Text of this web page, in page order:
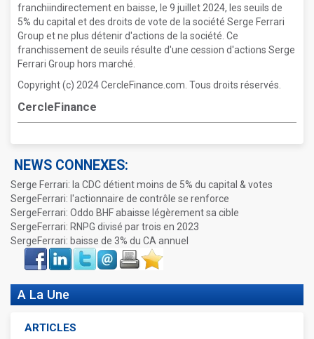
franchiindirectement en baisse, le 9 juillet 2024, les seuils de
5% du capital et des droits de vote de la société Serge Ferrari
Group et ne plus détenir d'actions de la société. Ce
franchissement de seuils résulte d'une cession d'actions Serge
Ferrari Group hors marché.
Copyright (c) 2024 CercleFinance.com. Tous droits réservés.
CercleFinance
NEWS CONNEXES:
Serge Ferrari: la CDC détient moins de 5% du capital & votes
SergeFerrari: l'actionnaire de contrôle se renforce
SergeFerrari: Oddo BHF abaisse légèrement sa cible
SergeFerrari: RNPG divisé par trois en 2023
SergeFerrari: baisse de 3% du CA annuel
Face
book
LinkIn Twitter Envoyer ImprimerFavoris
A La Une
ARTICLES